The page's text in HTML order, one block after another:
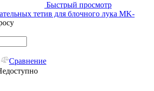
Быстрый просмотр
тетив для блочного лука MK-
Сравнение